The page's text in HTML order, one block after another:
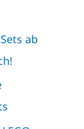
ab